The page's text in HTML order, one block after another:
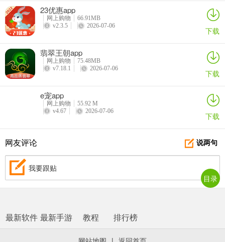
23优惠app
网上购物
66.91MB
v2.3.5
2026-07-06 下载
翡翠王朝app
网上购物
75.48MB
v7.18.1
2026-07-06 下载
e宠app
网上购物
55.92 M
v4.67
2026-07-06 下载
说两句
网友评论
我要跟贴
最新软件 最新手游 教程 排行榜
目录